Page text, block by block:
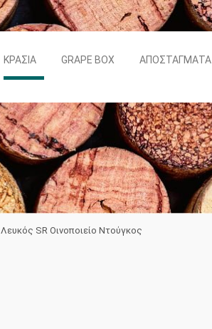
ΚΡΑΣΙΆ GRAPE BOX ΑΠΟΣΤΆΓΜΑΤΑ
Λευκός SR Οινοποιείο Ντούγκος